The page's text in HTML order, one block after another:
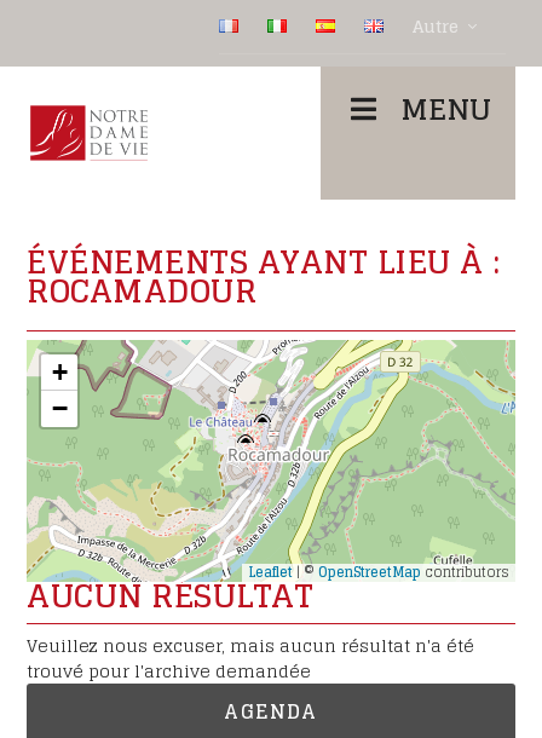
Autre
MENU
ÉVÉNEMENTS AYANT LIEU À :
ROCAMADOUR
+
−
Leaflet| © OpenStreetMap contributors
AUCUN RÉSULTAT
Veuillez nous excuser, mais aucun résultat n'a été
trouvé pour l'archive demandée
AGENDA